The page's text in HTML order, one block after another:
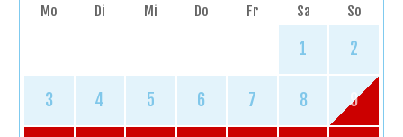
Mo Di Mi Do Fr Sa So
1 2
3 4 5 6 7 8 9